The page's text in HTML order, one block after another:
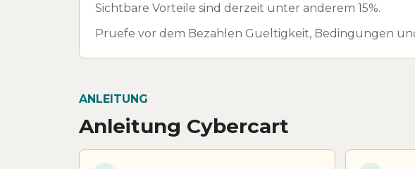
Sichtbare Vorteile sind derzeit unter anderem 15%.
Pruefe vor dem Bezahlen Gueltigkeit, Bedingungen
ANLEITUNG
Anleitung Cybercart